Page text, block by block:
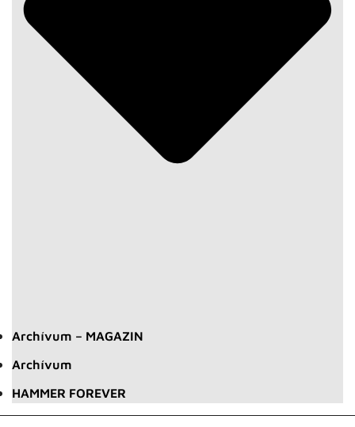
Archívum – MAGAZIN
Archívum
HAMMER FOREVER